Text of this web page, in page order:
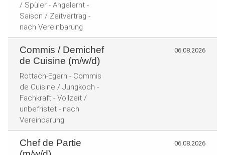
/ Spüler - Angelernt -
Saison / Zeitvertrag -
nach Vereinbarung
Commis / Demichef
de Cuisine (m/w/d)
Rottach-Egern - Commis
de Cuisine / Jungkoch -
Fachkraft - Vollzeit /
unbefristet - nach
Vereinbarung
06.08.2026
Chef de Partie
06.08.2026